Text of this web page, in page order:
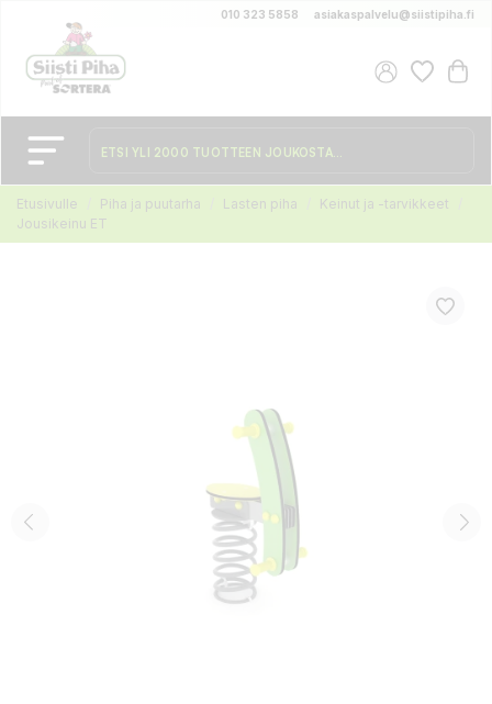
010 323 5858 asiakaspalvelu@siistipiha.fi
Etusivulle Piha ja puutarha Lasten piha
Keinut ja -tarvikkeet
Jousikeinu ET